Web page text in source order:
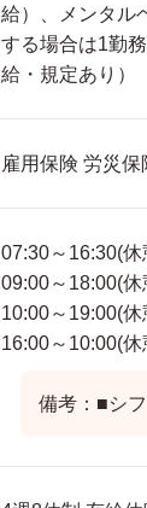
給）、メンタル
する場合は1勤
給・規定あり）
雇用保険 労災
07:30～16:30(休
09:00～18:00(休
10:00～19:00(
16:00～10:00(
備考：■シフ